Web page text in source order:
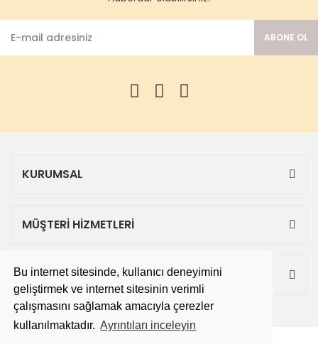
Bu internet sitesinde, kullanıcı deneyimini
geliştirmek ve internet sitesinin verimli
çalışmasını sağlamak amacıyla çerezler
kullanılmaktadır. Ayrıntıları inceleyin
ABONE OL
KURUMSAL
MÜŞTERİ HİZMETLERİ
ALIŞVERİŞ